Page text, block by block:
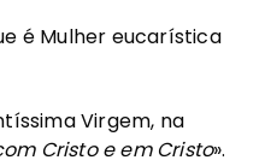
é Mulher eucarística
Virgem, na
Cristo e em Cristo».